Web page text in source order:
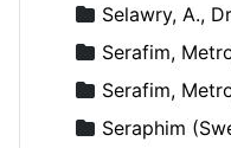
Selawry, A.,
Serafim,
Serafim,
Seraphim